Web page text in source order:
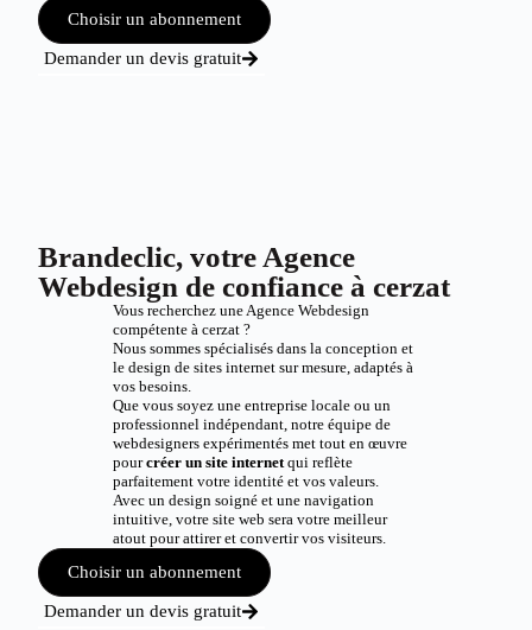
Choisir un abonnement
Demander un devis gratuit
Brandeclic, votre Agence
Webdesign de confiance à cerzat
Vous recherchez une Agence Webdesign
compétente à cerzat ?
Nous sommes spécialisés dans la conception et
le design de sites internet sur mesure, adaptés à
vos besoins.
Que vous soyez une entreprise locale ou un
professionnel indépendant, notre équipe de
webdesigners expérimentés met tout en œuvre
pourcréer un site internetqui reflète
parfaitement votre identité et vos valeurs.
Avec un design soigné et une navigation
intuitive, votre site web sera votre meilleur
atout pour attirer et convertir vos visiteurs.
Choisir un abonnement
Demander un devis gratuit